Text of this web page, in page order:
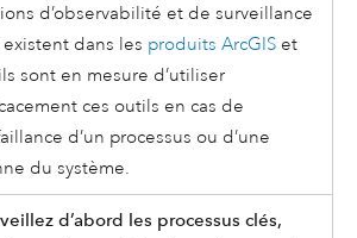
d’observabilité et de surveillance
dans les produits ArcGIS et
sont en mesure d’utiliser
ces outils en cas de
d’un processus ou d’une
du système.
d’abord les processus clés,